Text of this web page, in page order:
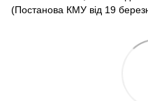
(Постанова КМУ від 19